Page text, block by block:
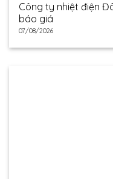
Công ty nhiệt điện
báo giá
07/08/2026